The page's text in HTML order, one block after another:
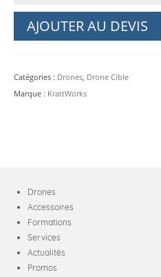
decoys
GCS
launcher
AJOUTER AU DEVIS
Catégories : Drones, Drone Cible
Marque : KrattWorks
Drones
Accessoires
Formations
Services
Actualités
Promos